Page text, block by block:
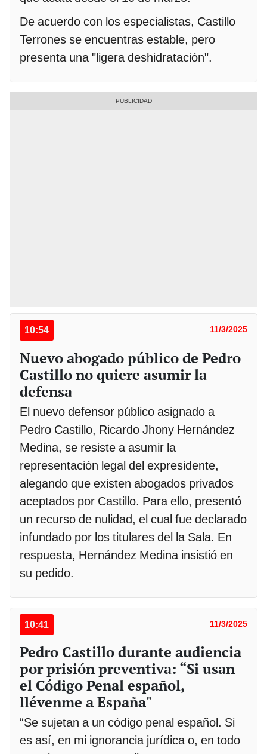
De acuerdo con los especialistas, Castillo
Terrones se encuentras estable, pero
presenta una "ligera deshidratación".
10:54 11/3/2025
Nuevo abogado público de Pedro
Castillo no quiere asumir la
defensa
El nuevo defensor público asignado a
Pedro Castillo, Ricardo Jhony Hernández
Medina, se resiste a asumir la
representación legal del expresidente,
alegando que existen abogados privados
aceptados por Castillo. Para ello, presentó
un recurso de nulidad, el cual fue declarado
infundado por los titulares del la Sala. En
respuesta, Hernández Medina insistió en
su pedido.
10:41 11/3/2025
Pedro Castillo durante audiencia
por prisión preventiva: “Si usan
el Código Penal español,
llévenme a España"
“Se sujetan a un código penal español. Si
es así, en mi ignorancia jurídica o, en todo